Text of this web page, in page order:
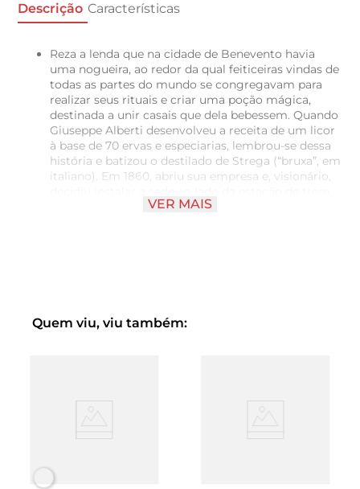
Descrição Características
Reza a lenda que na cidade de Benevento havia
uma nogueira, ao redor da qual feiticeiras vindas de
todas as partes do mundo se congregavam para
realizar seus rituais e criar uma poção mágica,
destinada a unir casais que dela bebessem. Quando
Giuseppe Alberti desenvolveu a receita de um licor
à base de 70 ervas e especiarias, lembrou-se dessa
história e batizou o destilado de Strega (“bruxa”, em
italiano). Em 1860, abriu sua empresa e, visionário,
prevendo que iria vender para toda a Itália. Hoje
VER MAIS
Quem viu, viu também: